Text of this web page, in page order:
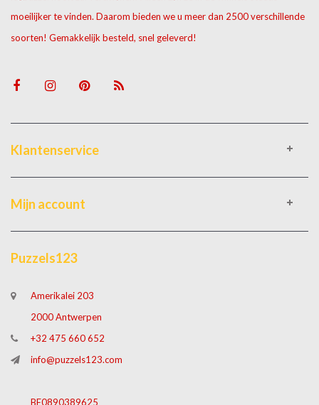
moeilijker te vinden. Daarom bieden we u meer dan 2500 verschillende
soorten! Gemakkelijk besteld, snel geleverd!
Klantenservice
Mijn account
Puzzels123
Amerikalei 203
2000 Antwerpen
+32 475 660 652
info@puzzels123.com
BE0890389625